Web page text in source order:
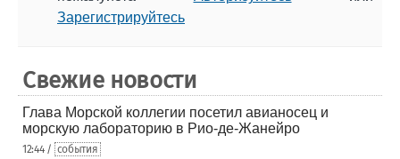
Зарегистрируйтесь
Свежие новости
Глава Морской коллегии посетил авианосец и
морскую лабораторию в Рио-де-Жанейро
12:44 / события